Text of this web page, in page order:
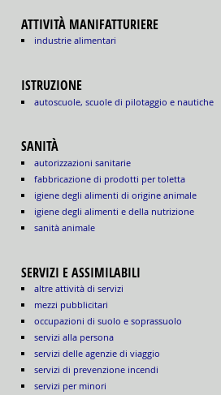
ATTIVITÀ MANIFATTURIERE
industrie alimentari
ISTRUZIONE
autoscuole, scuole di pilotaggio e nautiche
SANITÀ
autorizzazioni sanitarie
fabbricazione di prodotti per toletta
igiene degli alimenti di origine animale
igiene degli alimenti e della nutrizione
sanità animale
SERVIZI E ASSIMILABILI
altre attività di servizi
mezzi pubblicitari
occupazioni di suolo e soprassuolo
servizi alla persona
servizi delle agenzie di viaggio
servizi di prevenzione incendi
servizi per minori